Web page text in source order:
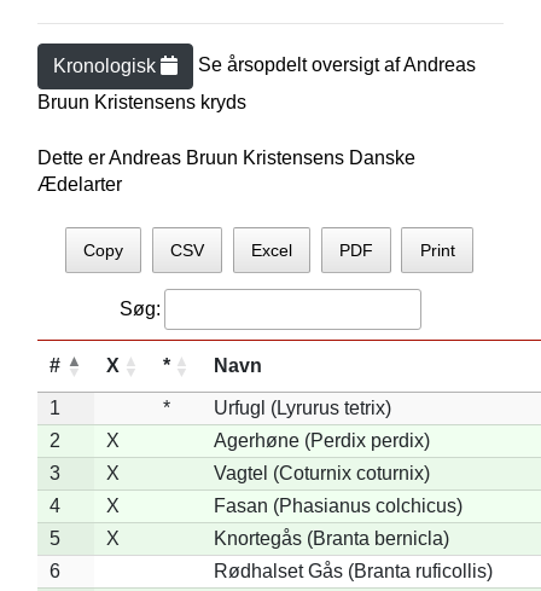
Kronologisk Se årsopdelt oversigt afAndreas
Bruun Kristensens kryds
Dette er Andreas Bruun Kristensens Danske
Ædelarter
Copy CSV Excel PDF Print
Søg:
# X * Navn
1 *
Urfugl (Lyrurus tetrix)
2
X
Agerhøne (Perdix perdix)
3
X
Vagtel (Coturnix coturnix)
4
X
Fasan (Phasianus colchicus)
5
X
Knortegås (Branta bernicla)
6
Rødhalset Gås (Branta ruficollis)